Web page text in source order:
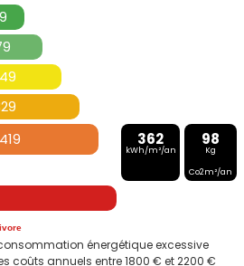
362
kWh/m²/an
98
Kg
Co2m²/an
énergétique excessive
coûts annuels entre 1800 € et 2200 €